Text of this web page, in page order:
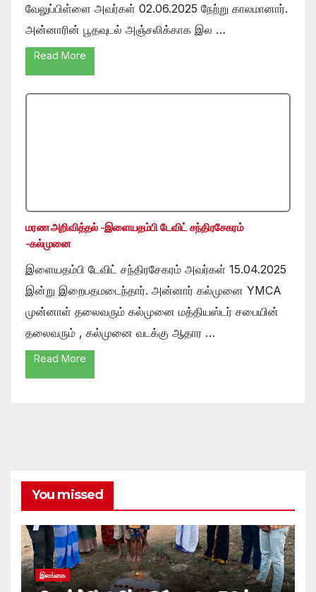
வேலுப்பிள்ளை அவர்கள் 02.06.2025 நேற்று காலமானார்.
அன்னாரின் பூதவுடல் அஞ்சலிக்காக இல …
Read More
மரண அறிவித்தல் -இளையதம்பி டேவிட் சந்திரசேகரம்
-கல்முனை
இளையதம்பி டேவிட் சந்திரசேகரம் அவர்கள் 15.04.2025
இன்று இறைபதமடைந்தார். அன்னார் கல்முனை YMCA
முன்னாள் தலைவரும் கல்முனை மத்தியஸ்டர் சபையின்
தலைவரும் , கல்முனை வடக்கு ஆதார …
Read More
You missed
இலங்கை